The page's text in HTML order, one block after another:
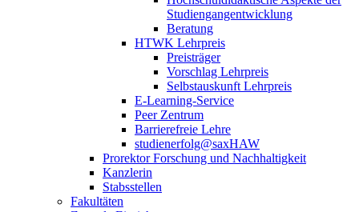
Studiengangentwicklung
Beratung
HTWK Lehrpreis
Preisträger
Vorschlag Lehrpreis
Selbstauskunft Lehrpreis
E-Learning-Service
Peer Zentrum
Barrierefreie Lehre
studienerfolg@saxHAW
Prorektor Forschung und Nachhaltigkeit
Kanzlerin
Stabsstellen
Fakultäten